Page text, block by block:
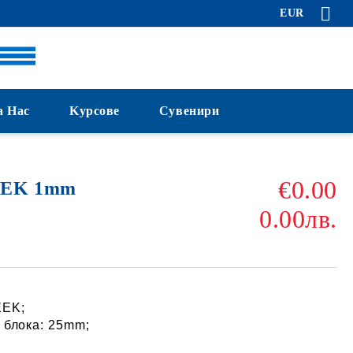
EUR
Нас Kурсове Сувенири
1mm
€0.00
0.00лв.
;
25mm;